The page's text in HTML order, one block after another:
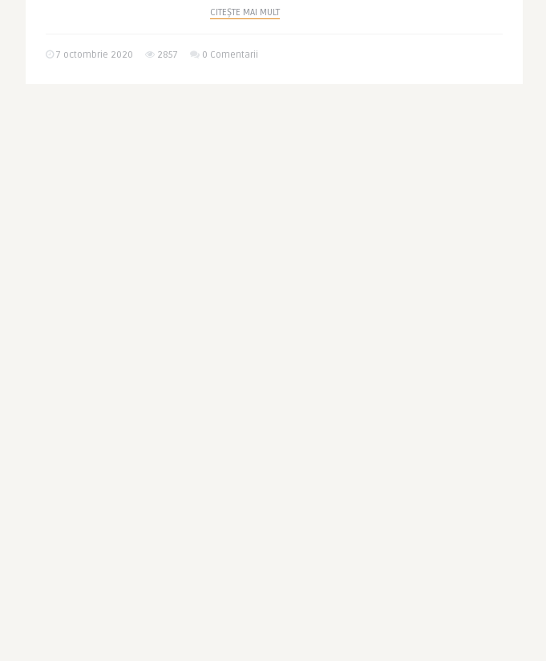
CITEȘTE MAI MULT
7 octombrie 2020 2857 0 Comentarii